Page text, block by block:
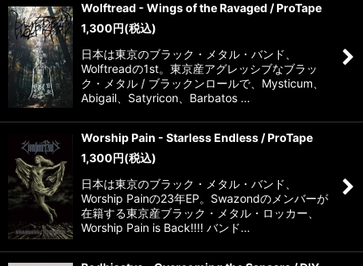
Wolftread - Wings of the Ravaged / ProTape
1,300円(税込)
日本は東京のブラック・メタル・バンド、
Wolftreadの1st。東京産アグレッシブなブラッ
ク・メタル / ブラックンロールで、Mysticum、
Abigail、Satyricon、Barbatos …
Worship Pain - Starless Endless / ProTape
1,300円(税込)
日本は東京のブラック・メタル・バンド、
Worship Painの23年EP。Swazondのメンバーが
在籍する東京産ブラック・メタル・ロッカー、
Worship Pain is Back!!!! バンド…